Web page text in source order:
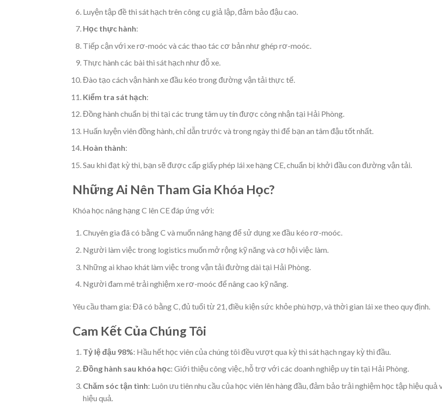
Luyện tập đề thi sát hạch trên công cụ giả lập, đảm bảo đậu cao.
Học thực hành:
Tiếp cận với xe rơ-moóc và các thao tác cơ bản như ghép rơ-moóc.
Thực hành các bài thi sát hạch như đỗ xe.
Đào tạo cách vận hành xe đầu kéo trong đường vận tải thực tế.
Kiểm tra sát hạch:
Đồng hành chuẩn bị thi tại các trung tâm uy tín được công nhận tại Hải Phòng.
Huấn luyện viên đồng hành, chỉ dẫn trước và trong ngày thi để bạn an tâm đậu tốt nhất.
Hoàn thành:
Sau khi đạt kỳ thi, bạn sẽ được cấp giấy phép lái xe hạng CE, chuẩn bị khởi đầu con đường vận tải.
Những Ai Nên Tham Gia Khóa Học?
Khóa học nâng hạng C lên CE đáp ứng với:
Chuyên gia đã có bằng C và muốn nâng hạng để sử dụng xe đầu kéo rơ-moóc.
Người làm việc trong logistics muốn mở rộng kỹ năng và cơ hội việc làm.
Những ai khao khát làm việc trong vận tải đường dài tại Hải Phòng.
Người đam mê trải nghiệm xe rơ-moóc để nâng cao kỹ năng.
Yêu cầu tham gia: Đã có bằng C, đủ tuổi từ 21, điều kiện sức khỏe phù hợp, và thời gian lái xe theo quy định.
Cam Kết Của Chúng Tôi
Tỷ lệ đậu 98%: Hầu hết học viên của chúng tôi đều vượt qua kỳ thi sát hạch ngay kỳ thi đầu.
Đồng hành sau khóa học: Giới thiệu công việc, hỗ trợ với các doanh nghiệp uy tín tại Hải Phòng.
Chăm sóc tận tình: Luôn ưu tiên nhu cầu của học viên lên hàng đầu, đảm bảo trải nghiệm học tập hiệu quả
hiệu quả.